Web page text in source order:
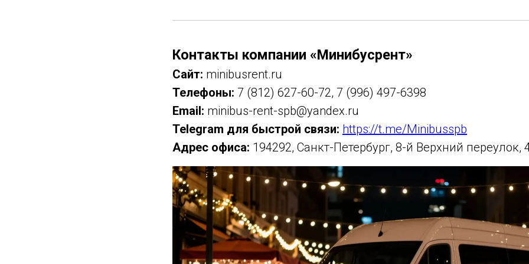
Контакты компании «Минибусрент»
Сайт: minibusrent.ru
Телефоны: 7 (812) 627-60-72, 7 (996) 497-6398
Email: minibus-rent-spb@yandex.ru
Telegram для быстрой связи: https://t.me/Minibusspb
Адрес офиса: 194292, Санкт-Петербург, 8-й Верхний переулок,